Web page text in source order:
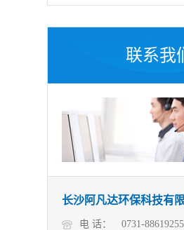
联系我
长沙阿凡达环保科技有
电 话：
0731-88619255